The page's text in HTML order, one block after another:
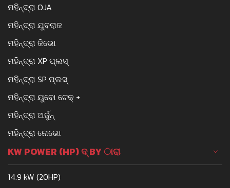
ମହିନ୍ଦ୍ରା OJA
ମହିନ୍ଦ୍ରା ଯୁବରାଜ
ମହିନ୍ଦ୍ରା ଜିଭୋ
ମହିନ୍ଦ୍ରା XP ପ୍ଲସ୍
ମହିନ୍ଦ୍ରା SP ପ୍ଲସ୍
ମହିନ୍ଦ୍ରା ୟୁବୋ ଟେକ୍ +
ମହିନ୍ଦ୍ରା ଅର୍ଜୁନ୍
ମହିନ୍ଦ୍ରା ନୋଭୋ
KW POWER (HP) ଦ୍ BY ାରା
14.9 kW (20HP)